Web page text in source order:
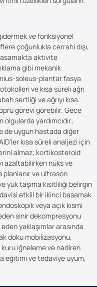
ve fonksiyonel
çoğunlukla cerrahi dışı,
aktivite
gibi mekanik
soleus-plantar fasya
ve kısa süreli ağrı
sertliği ve ağrıyı kısa
görevi görebilir. Gece
olgularda yardımcıdır;
de uygun hastada diğer
kısa süreli analjezi için
almaz; kortikosteroid
azaltabilirken nüks ve
ve ultrason
taşıma kısıtlılığı belirgin
etkili bir ikinci basamak
veya açık kısmi
sinir dekompresyonu
yaklaşımlar arasında
doku mobilizasyonu,
iğneleme ve nadiren
eğitimi ve tedaviye uyum,